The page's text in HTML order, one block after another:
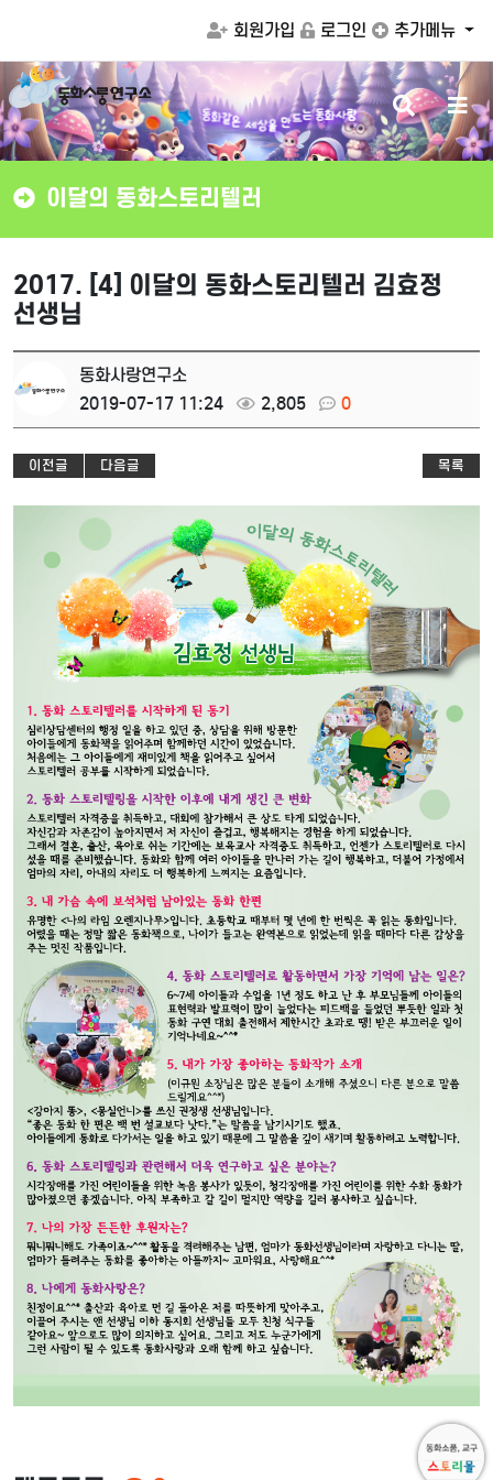
회원가입 로그인 추가메뉴
동화같은 세상을 만드는 동화사랑 검
색
버
튼
메
뉴
버
튼
이달의 동화스토리텔러
2017. [4] 이달의 동화스토리텔러 김효정
선생님
동화사랑연구소
2019-07-17 11:24
2,805 0
이전글 다음글 목록